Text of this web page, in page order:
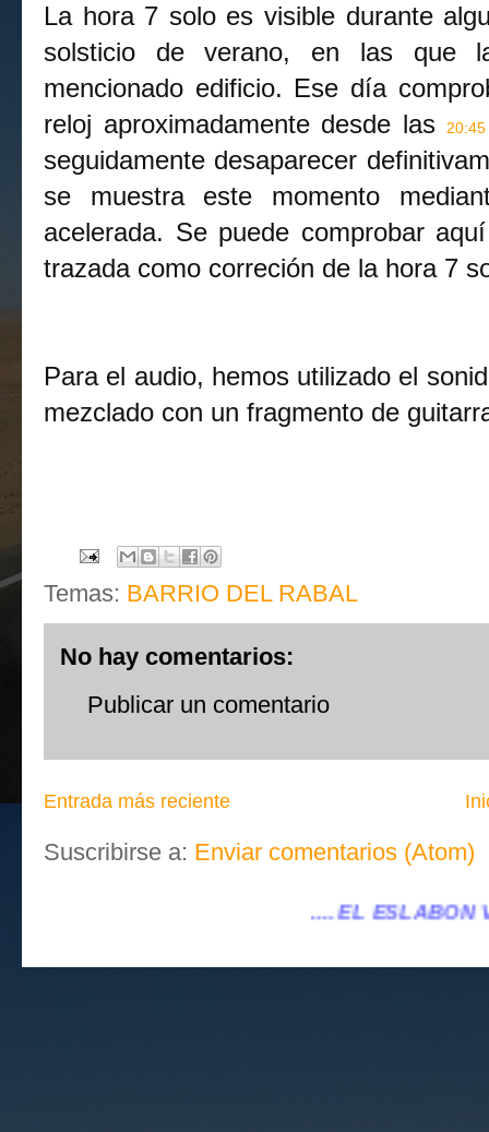
La hora 7 solo es visible durante
solsticio de verano, en las que
mencionado edificio. Ese día
reloj aproximadamente desde las
20:45
seguidamente desaparecer
se muestra este momento
acelerada. Se puede comprobar
trazada como correción de la hora 7
Para el audio, hemos utilizado el
mezclado con un fragmento de
Temas: BARRIO DEL RABAL
No hay comentarios:
Publicar un comentario
Entrada más reciente
Suscribirse a: Enviar comentarios (Atom)
.... EL ESLABÓN VILLENA ...